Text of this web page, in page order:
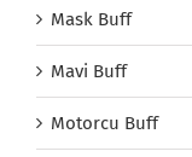
Mask Buff
Mavi Buff
Motorcu Buff